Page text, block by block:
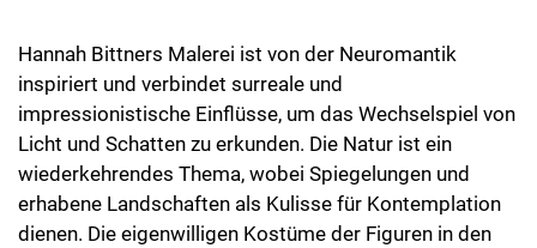
Hannah Bittners Malerei ist von der Neuromantik
inspiriert und verbindet surreale und
impressionistische Einflüsse, um das Wechselspiel von
Licht und Schatten zu erkunden. Die Natur ist ein
wiederkehrendes Thema, wobei Spiegelungen und
erhabene Landschaften als Kulisse für Kontemplation
dienen. Die eigenwilligen Kostüme der Figuren in den